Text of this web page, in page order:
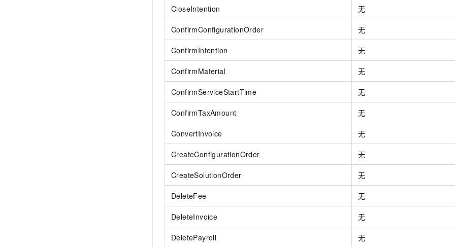
CloseIntention 无
ConfirmConfigurationOrder 无
ConfirmIntention 无
ConfirmMaterial 无
ConfirmServiceStartTime 无
ConfirmTaxAmount 无
ConvertInvoice 无
CreateConfigurationOrder 无
CreateSolutionOrder 无
DeleteFee 无
DeleteInvoice 无
DeletePayroll 无